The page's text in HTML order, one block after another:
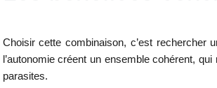
Choisir cette combinaison, c’est
l’autonomie créent un ensemble cohérent,
parasites.